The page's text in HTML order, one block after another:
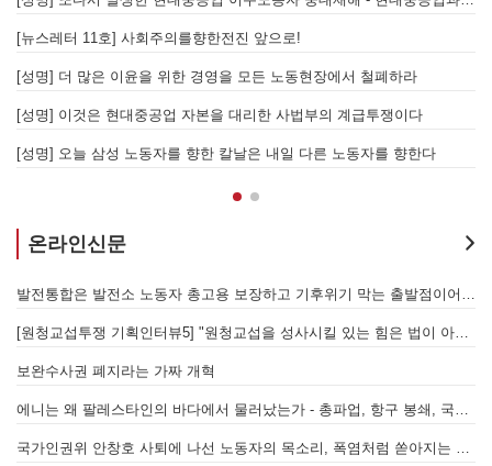
[뉴스레터 11호] 사회주의를향한전진 앞으로!
[성명] 더 많은 이윤을 위한 경영을 모든 노동현장에서 철폐하라
[성명] 이것은 현대중공업 자본을 대리한 사법부의 계급투쟁이다
[성명] 오늘 삼성 노동자를 향한 칼날은 내일 다른 노동자를 향한다
온라인신문
보완수사권 폐지라는 가짜 개혁